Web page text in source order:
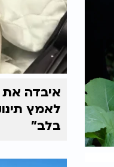
איבדה את
לאמץ
בלב"